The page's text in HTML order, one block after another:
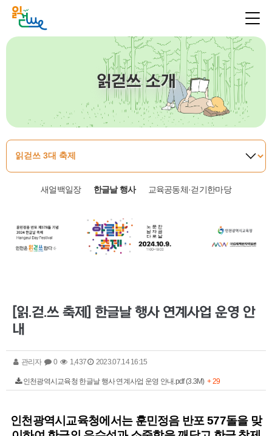
읽걷쓰 소개
새얼백일장 한글날 행사 교육공동체·걷기한마당
[읽․걷․쓰 축제] 한글날 행사 연계사업 운영 안
내
관리자 0 1,437 2023.07.14 16:15
인천광역시교육청 한글날 행사 연계사업 운영 안내.pdf (3.3M)+ 29
인천광역시교육청에서는 훈민정음 반포 577돌을 맞